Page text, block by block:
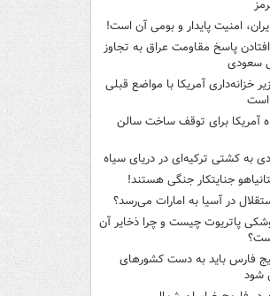
امنیت پایدار و بومی آن است!
پاسخ مقاومت عراق به تجاوز
سعودی
خزانه‌داری آمریکا با مواضع قبلی
آمریکا برای توقف ساخت سالن
به کشتی ترکیه‌ای در دریای سیاه
جنایتکار جنگی هستند!
در آسیا به امارات می‌رسد؟
پاتریوت چیست و چرا ذخایر آن
فارس باید به دست کشورهای
شود